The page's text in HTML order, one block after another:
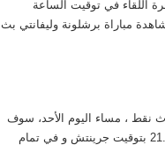
اللقاء في توقيت الساعة
مباراة برشلونة وليفانتي بث
نقط ، مساء اليوم الأحد، سوف
تنطلق المباراة على الساعة 22h00 مساءا بتوقيت القاهرة و في تمام الساعة 21.00 بتوقيت جرينتش و في تمام